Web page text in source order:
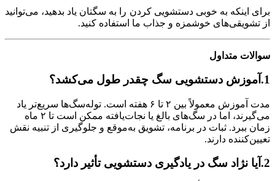
برای اینکه به خوبی دستشویی کردن را به سگتان یاد بدهید، می‌توانید
از تشویقی‌های خوشمزه و جذاب ما استفاده کنید.
سوالات متداول
1.آموزش دستشویی سگ چقدر طول می‌کشد؟
مدت آموزش معمولاً بین ۲ تا ۶ هفته است. توله‌سگ‌ها سریع‌تر یاد
می‌گیرند، اما در سگ‌های بالغ یا نجات‌یافته ممکن است تا ۲ ماه
زمان ببرد. ثبات در برنامه، تشویق به‌موقع و جلوگیری از تنبیه نقش
تعیین‌کننده دارند.
2.آیا نژاد سگ در یادگیری دستشویی تأثیر دارد؟